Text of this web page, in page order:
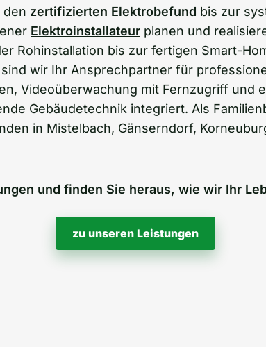
zertifizierten Elektrobefund bis zur
Elektroinstallateur planen und
Rohinstallation bis zur fertigen Smart-
wir Ihr Ansprechpartner für
Videoüberwachung mit Fernzugriff und
Gebäudetechnik integriert. Als
in Mistelbach, Gänserndorf,
und finden Sie heraus, wie wir Ihr
zu unseren Leistungen